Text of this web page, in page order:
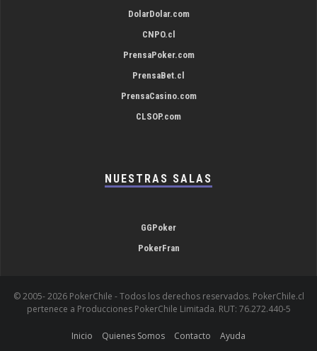
DolarDolar.com
CNPO.cl
PrensaPoker.com
PrensaBet.cl
PrensaCasino.com
CLSOP.com
NUESTRAS SALAS
GGPoker
PokerFran
© 2005-2026 PokerChile - Todos los derechos reservados. PokerChile.cl
pertenece a Producciones PokerChile Limitada. RUT: 76.272.440-5
Inicio Quienes Somos Contacto Ayuda